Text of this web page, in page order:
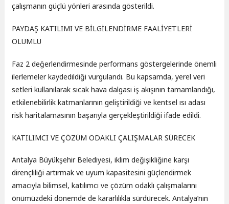
çalışmanın güçlü yönleri arasında gösterildi.
PAYDAŞ KATILIMI VE BİLGİLENDİRME FAALİYETLERİ
OLUMLU
Faz 2 değerlendirmesinde performans göstergelerinde önemli
ilerlemeler kaydedildiği vurgulandı. Bu kapsamda, yerel veri
setleri kullanılarak sıcak hava dalgası iş akışının tamamlandığı,
etkilenebilirlik katmanlarının geliştirildiği ve kentsel ısı adası
risk haritalamasının başarıyla gerçekleştirildiği ifade edildi.
KATILIMCI VE ÇÖZÜM ODAKLI ÇALIŞMALAR SÜRECEK
Antalya Büyükşehir Belediyesi, iklim değişikliğine karşı
dirençliliği artırmak ve uyum kapasitesini güçlendirmek
amacıyla bilimsel, katılımcı ve çözüm odaklı çalışmalarını
önümüzdeki dönemde de kararlılıkla sürdürecek. Antalya’nın